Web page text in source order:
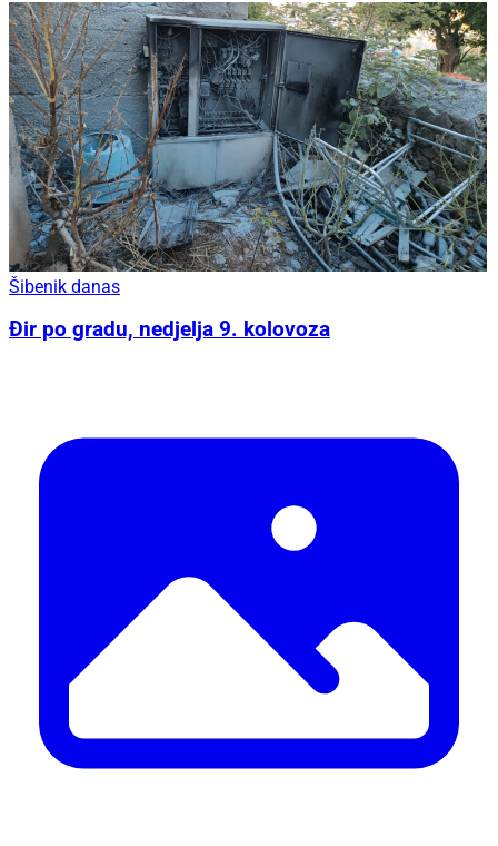
Šibenik danas
Đir po gradu, nedjelja 9. kolovoza